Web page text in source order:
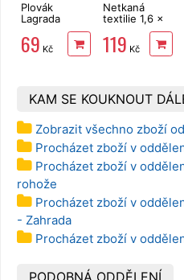
Plovák
Lagrada
bazénový na
tablety 200
69 Kč
Netkaná
textilie 1,6 x
10 m mulč,
černá
119 Kč
KAM SE KOUKNOUT
Zobrazit všechno zboží
Procházet zboží v
Procházet zboží v
rohože
Procházet zboží v
- Zahrada
Procházet zboží v